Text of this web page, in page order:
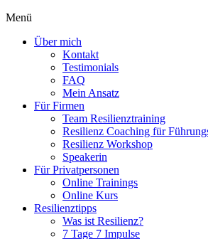
Menü
Über mich
Kontakt
Testimonials
FAQ
Mein Ansatz
Für Firmen
Team Resilienztraining
Resilienz Coaching für
Resilienz Workshop
Speakerin
Für Privatpersonen
Online Trainings
Online Kurs
Resilienztipps
Was ist Resilienz?
7 Tage 7 Impulse